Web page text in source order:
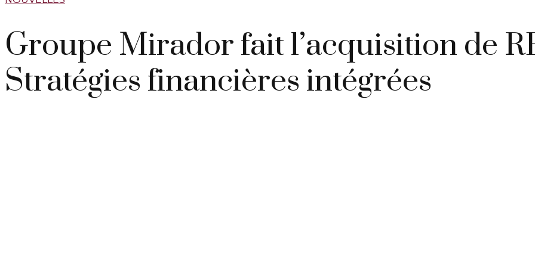
Groupe Mirador fait l’acquisition de
Stratégies financières intégrées